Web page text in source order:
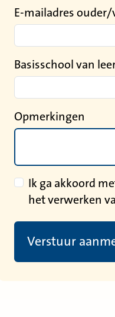
E-mailadres
Basisschool van
Opmerkingen
Ik ga akkoord
het verwerken
Verstuur